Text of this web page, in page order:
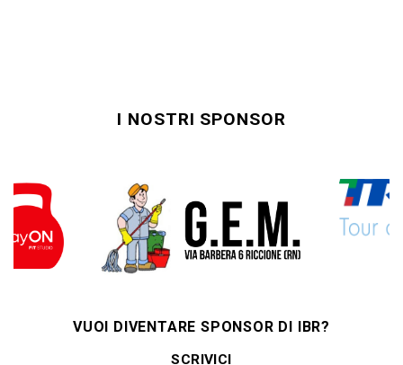
I NOSTRI SPONSOR
VUOI DIVENTARE SPONSOR DI IBR?
SCRIVICI